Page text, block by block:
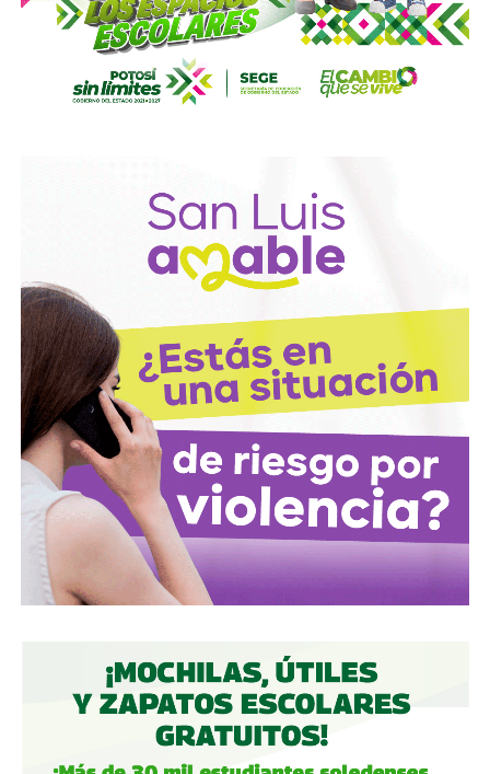
con el propósito de evitar que se cumplan las
obligaciones alimentarias.
Para estas conductas se contempla una sanción de seis
La iniciativa fue turnada a la Comisión Primera de Justicia
para su análisis y dictamen correspondiente.
También lee:
Cuauhtli Badillo pide a alcaldes denunciar
movimientos ligados al huachicol